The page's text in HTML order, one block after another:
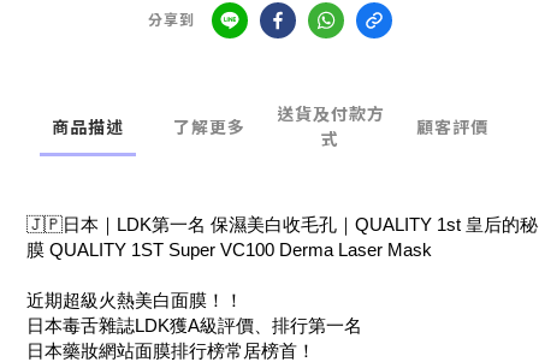
分享到
商品描述 了解更多
送貨及付款方
式
顧客評價
🇯🇵日本｜LDK第一名 保濕美白收毛孔｜QUALITY 1st 皇后的
膜 QUALITY 1ST Super VC100 Derma Laser Mask
近期超級火熱美白面膜！！
日本毒舌雜誌LDK獲A級評價、排行第一名
日本藥妝網站面膜排行榜常居榜首！